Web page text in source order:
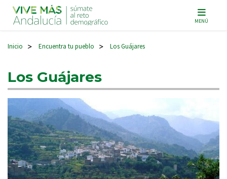
Navegación principal MENÚ
Inicio > Encuentra tu pueblo > Los Guájares
Los Guájares